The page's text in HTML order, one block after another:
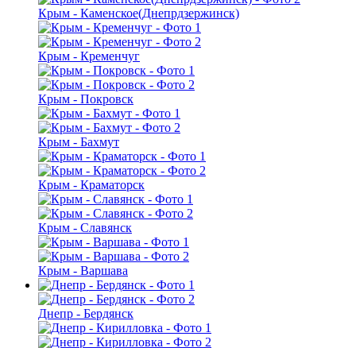
Крым - Каменское(Днепрдзержинск)
Крым - Кременчуг
Крым - Покровск
Крым - Бахмут
Крым - Краматорск
Крым - Славянск
Крым - Варшава
Днепр - Бердянск